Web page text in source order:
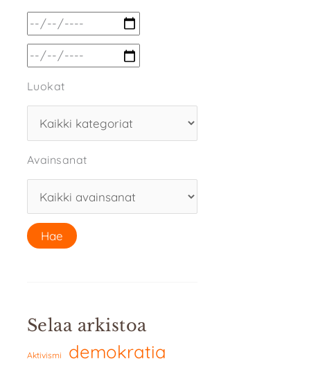
Luokat
Avainsanat
Selaa arkistoa
Aktivismi demokratia